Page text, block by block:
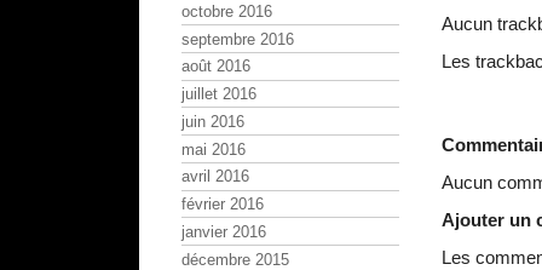
Aucun
Les
Aucun
Ajouter un
Les
octobre 2016
septembre 2016
août 2016
juillet 2016
juin 2016
mai 2016
avril 2016
février 2016
janvier 2016
décembre 2015